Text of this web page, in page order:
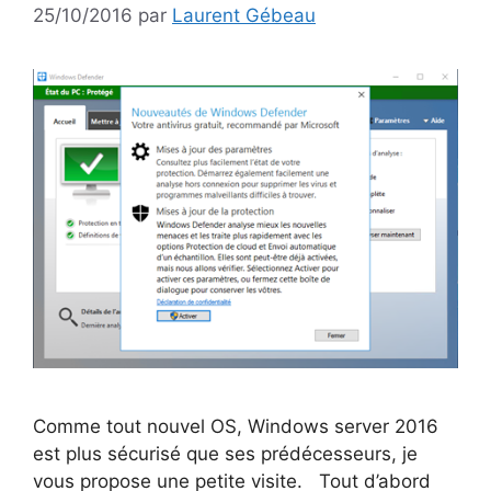
25/10/2016 par Laurent Gébeau
Comme tout nouvel OS, Windows server 2016
est plus sécurisé que ses prédécesseurs, je
vous propose une petite visite. Tout d’abord